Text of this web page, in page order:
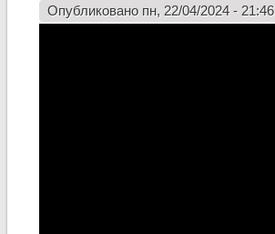
Опубликовано пн, 22/04/2024 - 21:46